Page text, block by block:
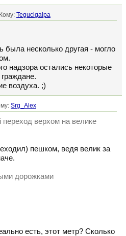
Tegucigalpa
была несколько другая - могло
надзора остались некоторые
воздуха. ;)
Srg_Alex
верхом на велике
пешком, ведя велик за
дорожками
есть, этот метр? Сколько